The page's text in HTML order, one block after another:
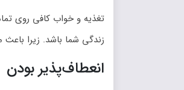
تغذیه و خواب کافی روی
زندگی شما باشد. زیرا
انعطاف‌پذیر بودن